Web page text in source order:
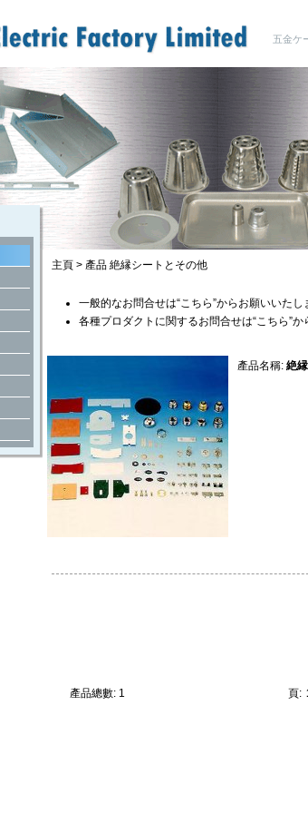
五金
主頁 > 產品 絶縁シートとその他
一般的なお問合せは“こちら”からお願いいたし
各種プロダクトに関するお問合せは“こちら”か
產品名稱: 絶
產品總數: 1 頁: